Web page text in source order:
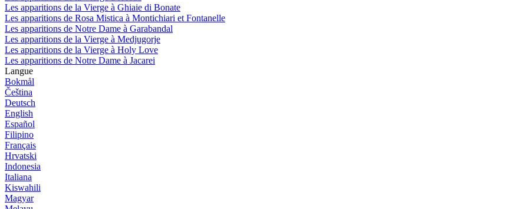
Les apparitions de la Vierge à Ghiaie di Bonate
Les apparitions de Rosa Mistica à Montichiari et Fontanelle
Les apparitions de Notre Dame à Garabandal
Les apparitions de la Vierge à Medjugorje
Les apparitions de la Vierge à Holy Love
Les apparitions de Notre Dame à Jacarei
Langue
Bokmål
Čeština
Deutsch
English
Español
Filipino
Français
Hrvatski
Indonesia
Italiana
Kiswahili
Magyar